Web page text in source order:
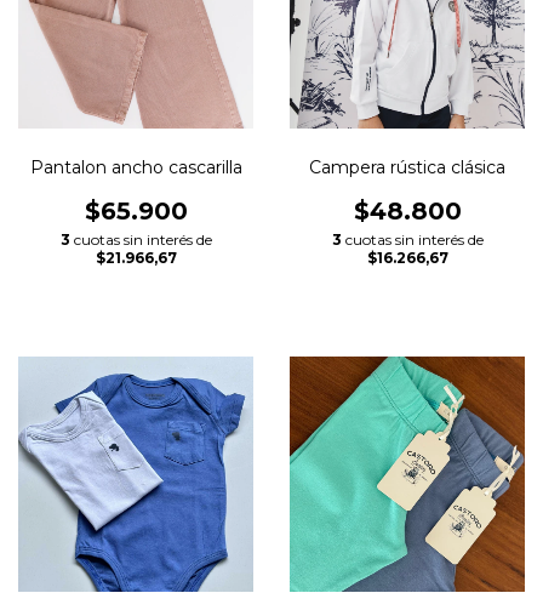
Pantalon ancho cascarilla
$65.900
3 cuotas sin interés de
$21.966,67
Campera rústica clásica
$48.800
3 cuotas sin interés de
$16.266,67